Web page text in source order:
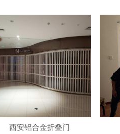
西安铝合金折叠门